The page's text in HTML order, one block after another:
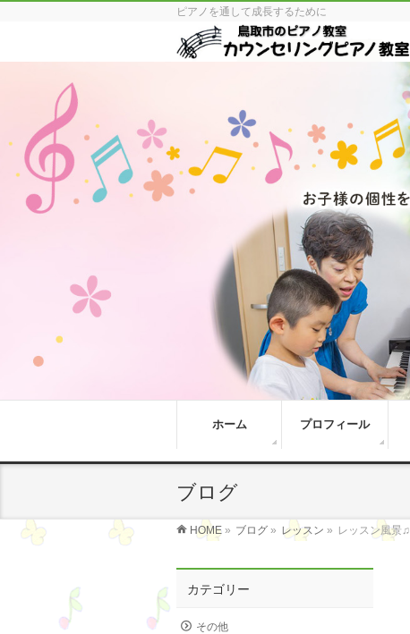
ピアノを通して成長するために
ホーム プロフィール
ブログ
HOME » ブログ » レッスン » レッスン風景♫
カテゴリー
その他